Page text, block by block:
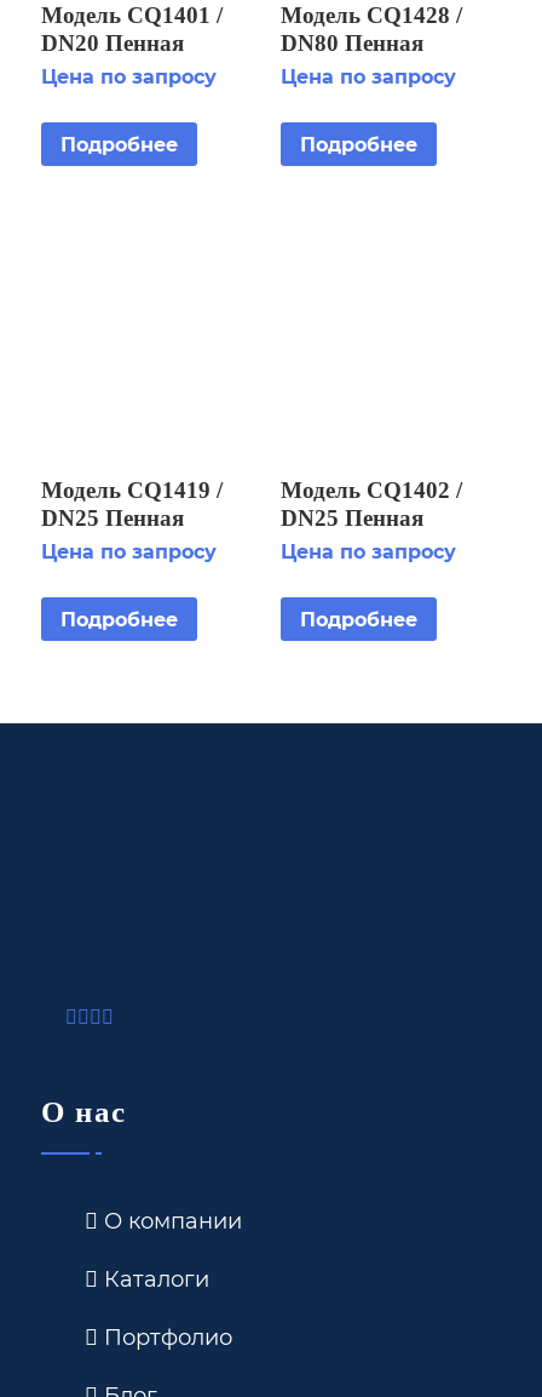
Модель CQ1401 /
DN20 Пенная
фонтанная насадка
Цена по запросу
Подробнее
Модель CQ1428 /
DN80 Пенная
фонтанная насадка
Цена по запросу
Подробнее
Модель CQ1419 /
DN25 Пенная
фонтанная насадка
Цена по запросу
Подробнее
Модель CQ1402 /
DN25 Пенная
фонтанная насадка
Цена по запросу
Подробнее
О нас
О компании
Каталоги
Портфолио